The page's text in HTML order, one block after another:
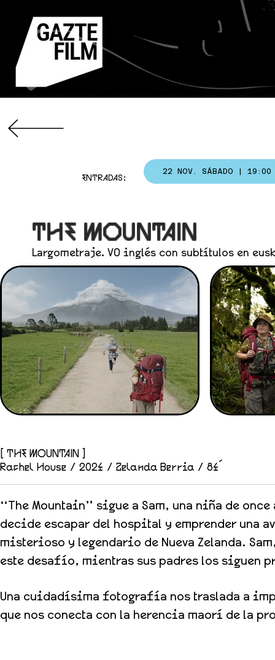
ENTRADAS:
22 NOV. SÁBADO | 19:00
THE MOUNTAIN
Largometraje. VO inglés con subtítulos en
[ THE MOUNTAIN ]
Rachel House / 2024 / Zelanda Berria / 84´
“The Mountain” sigue a Sam, una niña de
decide escapar del hospital y emprender una
misterioso y legendario de Nueva Zelanda.
este desafío, mientras sus padres los siguen
Una cuidadísima fotografía nos traslada a
que nos conecta con la herencia maorí de la